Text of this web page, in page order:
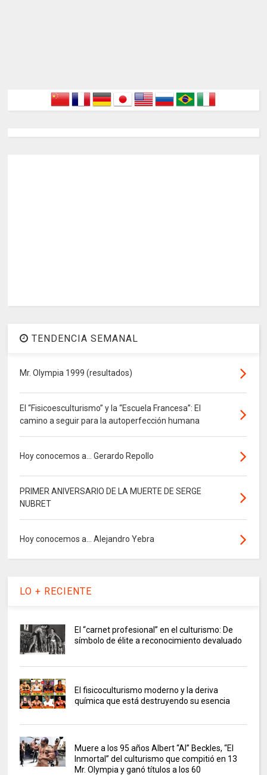
TENDENCIA SEMANAL
Mr. Olympia 1999 (resultados)
El “Fisicoesculturismo” y la “Escuela Francesa”: El
camino a seguir para la autoperfección humana
Hoy conocemos a... Gerardo Repollo
PRIMER ANIVERSARIO DE LA MUERTE DE SERGE
NUBRET
Hoy conocemos a... Alejandro Yebra
LO + RECIENTE
El “carnet profesional” en el culturismo: De
símbolo de élite a reconocimiento devaluado
El fisicoculturismo moderno y la deriva
química que está destruyendo su esencia
Muere a los 95 años Albert “Al” Beckles, “El
Inmortal” del culturismo que compitió en 13
Mr. Olympia y ganó títulos a los 60